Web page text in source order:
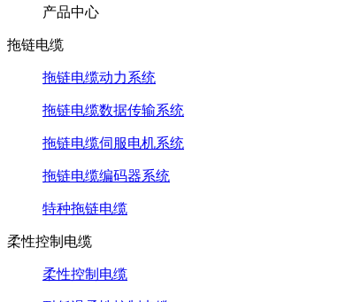
产品中心
拖链电缆
拖链电缆动力系统
拖链电缆数据传输系统
拖链电缆伺服电机系统
拖链电缆编码器系统
特种拖链电缆
柔性控制电缆
柔性控制电缆